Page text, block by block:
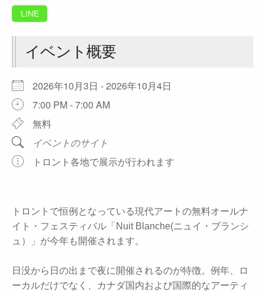
LINE
イベント概要
2026年10月3日 - 2026年10月4日
7:00 PM - 7:00 AM
無料
イベントのサイト
トロント各地で展示が行われます
トロントで恒例となっている現代アートの無料オールナ
イト・フェスティバル「Nuit Blanche(ニュイ・ブランシ
ュ）」が今年も開催されます。
日没から日の出まで夜に開催されるのが特徴。例年、ロ
ーカルだけでなく、カナダ国内および国際的なアーティ